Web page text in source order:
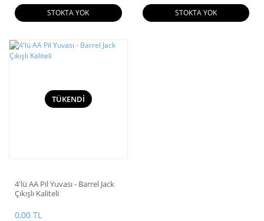
STOKTA YOK STOKTA YOK
TÜKENDİ
4'lü AA Pil Yuvası - Barrel Jack
Çıkışlı Kaliteli
0,00 TL